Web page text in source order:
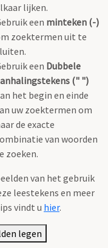
lijken.
een minteken (-)
zoektermen uit te
een Dubbele
(" ")
het begin en einde
uw zoektermen om
de exacte
van woorden
zoeken.
van het gebruik
leestekens en meer
vindt u hier.
legen